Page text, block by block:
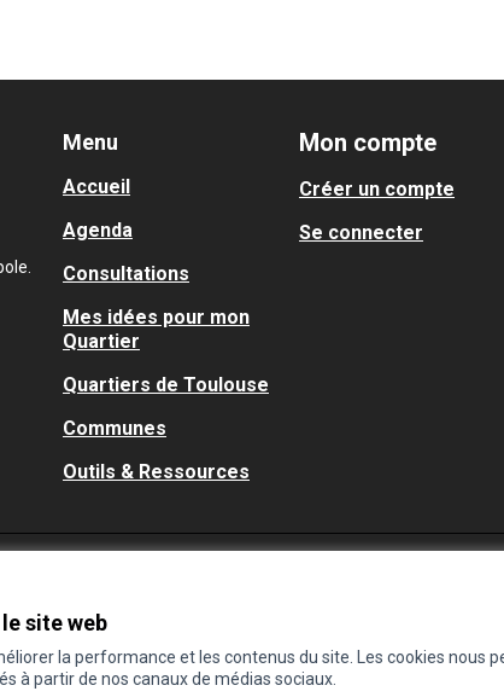
site web
la performance et les contenus du site. Les cookies nous
à partir de nos canaux de médias sociaux.
Menu
Accueil
Agenda
Consultations
Mes idées pour mon
Quartier
Quartiers de Toulouse
Communes
Outils & Ressources
Mon compte
Créer un compte
Se connecter